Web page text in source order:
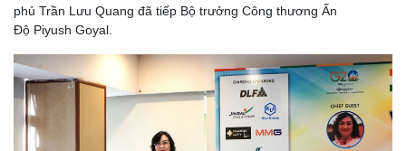
phủ Trần Lưu Quang đã tiếp Bộ trưởng Công thương Ấn
Độ Piyush Goyal.